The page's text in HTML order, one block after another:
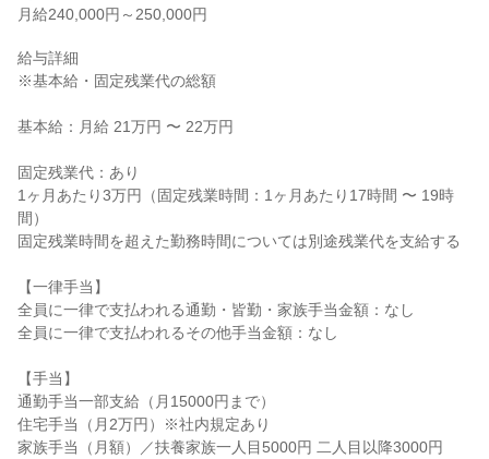
月給240,000円～250,000円
給与詳細
※基本給・固定残業代の総額
基本給：月給 21万円 〜 22万円
固定残業代：あり
1ヶ月あたり3万円（固定残業時間：1ヶ月あたり17時間 〜 19時
間）
固定残業時間を超えた勤務時間については別途残業代を支給する
【一律手当】
全員に一律で支払われる通勤・皆勤・家族手当金額：なし
全員に一律で支払われるその他手当金額：なし
【手当】
通勤手当一部支給（月15000円まで）
住宅手当（月2万円）※社内規定あり
家族手当（月額）／扶養家族一人目5000円 二人目以降3000円